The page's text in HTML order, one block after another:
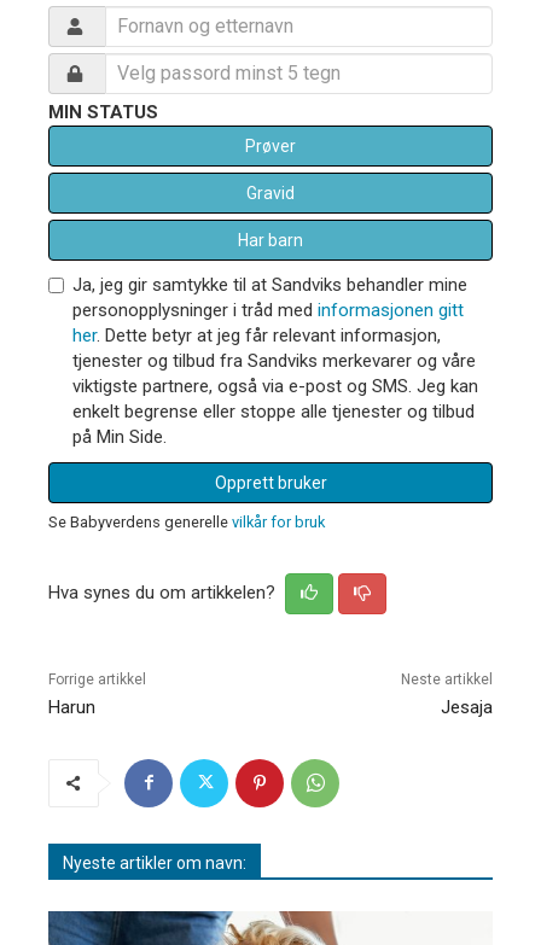
MIN STATUS
Prøver
Gravid
Har barn
Ja, jeg gir samtykke til at Sandviks behandler mine
personopplysninger i tråd med informasjonen gitt
her. Dette betyr at jeg får relevant informasjon,
tjenester og tilbud fra Sandviks merkevarer og våre
viktigste partnere, også via e-post og SMS. Jeg kan
enkelt begrense eller stoppe alle tjenester og tilbud
på Min Side.
Opprett bruker
Se Babyverdens generelle vilkår for bruk
Hva synes du om artikkelen?
Forrige artikkel
Harun
Neste artikkel
Jesaja
Nyeste artikler om navn: